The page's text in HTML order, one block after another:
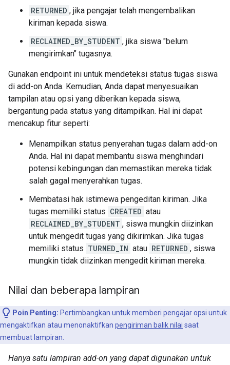
RETURNED , jika pengajar telah mengembalikan
kiriman kepada siswa.
RECLAIMED_BY_STUDENT , jika siswa "belum
mengirimkan" tugasnya.
Gunakan endpoint ini untuk mendeteksi status tugas siswa
di add-on Anda. Kemudian, Anda dapat menyesuaikan
tampilan atau opsi yang diberikan kepada siswa,
bergantung pada status yang ditampilkan. Hal ini dapat
mencakup fitur seperti:
Menampilkan status penyerahan tugas dalam add-on
Anda. Hal ini dapat membantu siswa menghindari
potensi kebingungan dan memastikan mereka tidak
salah gagal menyerahkan tugas.
Membatasi hak istimewa pengeditan kiriman. Jika
tugas memiliki status CREATED atau
RECLAIMED_BY_STUDENT , siswa mungkin diizinkan
untuk mengedit tugas yang dikirimkan. Jika tugas
memiliki status TURNED_IN atau RETURNED , siswa
mungkin tidak diizinkan mengedit kiriman mereka.
Nilai dan beberapa lampiran
Poin Penting: Pertimbangkan untuk memberi pengajar opsi untuk
mengaktifkan atau menonaktifkan pengiriman balik nilai saat
membuat lampiran.
Hanya satu lampiran add-on yang dapat digunakan untuk